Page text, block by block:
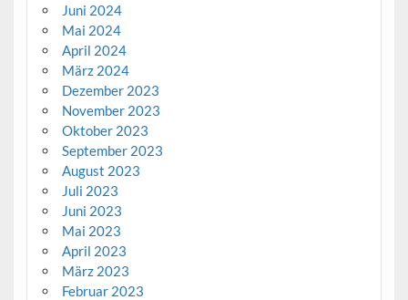
Juni 2024
Mai 2024
April 2024
März 2024
Dezember 2023
November 2023
Oktober 2023
September 2023
August 2023
Juli 2023
Juni 2023
Mai 2023
April 2023
März 2023
Februar 2023